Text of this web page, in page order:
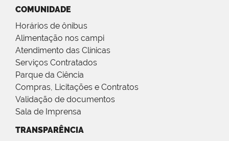
COMUNIDADE
Horários de ônibus
Alimentação nos campi
Atendimento das Clínicas
Serviços Contratados
Parque da Ciência
Compras, Licitações e Contratos
Validação de documentos
Sala de Imprensa
TRANSPARÊNCIA